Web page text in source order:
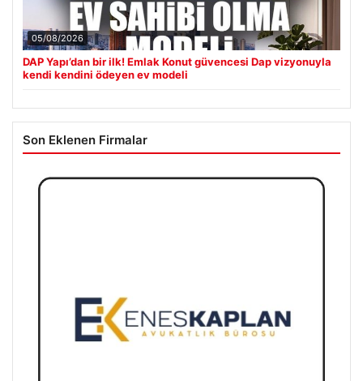
05/08/2026
DAP Yapı’dan bir ilk! Emlak Konut güvencesi Dap vizyonuyla
kendi kendini ödeyen ev modeli
Son Eklenen Firmalar